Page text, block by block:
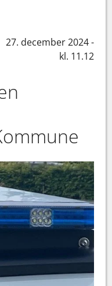
27. december 2024 -
kl. 11.12